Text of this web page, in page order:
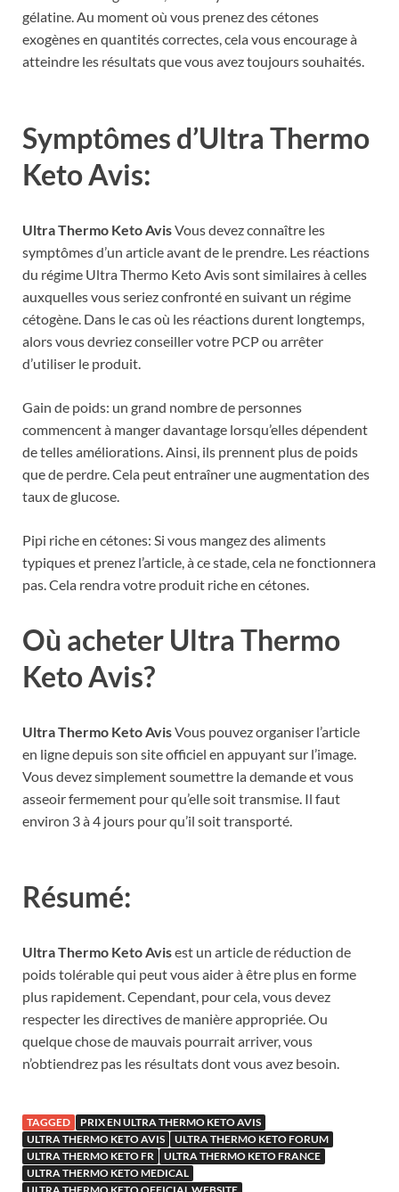
gélatine. Au moment où vous prenez des cétones
exogènes en quantités correctes, cela vous encourage à
atteindre les résultats que vous avez toujours souhaités.
Symptômes d’Ultra Thermo
Keto Avis:
Ultra Thermo Keto AvisVous devez connaître les
symptômes d’un article avant de le prendre. Les réactions
du régime Ultra Thermo Keto Avis sont similaires à celles
auxquelles vous seriez confronté en suivant un régime
cétogène. Dans le cas où les réactions durent longtemps,
alors vous devriez conseiller votre PCP ou arrêter
d’utiliser le produit.
Gain de poids: un grand nombre de personnes
commencent à manger davantage lorsqu’elles dépendent
de telles améliorations. Ainsi, ils prennent plus de poids
que de perdre. Cela peut entraîner une augmentation des
taux de glucose.
Pipi riche en cétones: Si vous mangez des aliments
typiques et prenez l’article, à ce stade, cela ne fonctionnera
pas. Cela rendra votre produit riche en cétones.
Où acheter Ultra Thermo
Keto Avis?
Ultra Thermo Keto AvisVous pouvez organiser l’article
en ligne depuis son site officiel en appuyant sur l’image.
Vous devez simplement soumettre la demande et vous
asseoir fermement pour qu’elle soit transmise. Il faut
environ 3 à 4 jours pour qu’il soit transporté.
Résumé:
Ultra Thermo Keto Avisest un article de réduction de
poids tolérable qui peut vous aider à être plus en forme
plus rapidement. Cependant, pour cela, vous devez
respecter les directives de manière appropriée. Ou
quelque chose de mauvais pourrait arriver, vous
n’obtiendrez pas les résultats dont vous avez besoin.
TAGGED
PRIX EN ULTRA THERMO KETO AVIS
ULTRA THERMO KETO AVIS
ULTRA THERMO KETO FORUM
ULTRA THERMO KETO FR
ULTRA THERMO KETO FRANCE
ULTRA THERMO KETO MEDICAL